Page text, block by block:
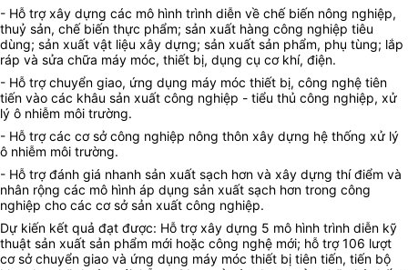
- Hỗ trợ xây dựng các mô hình trình diễn về chế biến nông nghiệp,
thuỷ sản, chế biến thực phẩm; sản xuất hàng công nghiệp tiêu
dùng; sản xuất vật liệu xây dựng; sản xuất sản phẩm, phụ tùng; lắp
ráp và sửa chữa máy móc, thiết bị, dụng cụ cơ khí, điện.
- Hỗ trợ chuyển giao, ứng dụng máy móc thiết bị, công nghệ tiên
tiến vào các khâu sản xuất công nghiệp - tiểu thủ công nghiệp, xử
lý ô nhiễm môi trường.
- Hỗ trợ các cơ sở công nghiệp nông thôn xây dựng hệ thống xử lý
ô nhiễm môi trường.
- Hỗ trợ đánh giá nhanh sản xuất sạch hơn và xây dựng thí điểm và
nhân rộng các mô hình áp dụng sản xuất sạch hơn trong công
nghiệp cho các cơ sở sản xuất công nghiệp.
Dự kiến kết quả đạt được: Hỗ trợ xây dựng 5 mô hình trình diễn kỹ
thuật sản xuất sản phẩm mới hoặc công nghệ mới; hỗ trợ 106 lượt
cơ sở chuyển giao và ứng dụng máy móc thiết bị tiên tiến, tiến bộ